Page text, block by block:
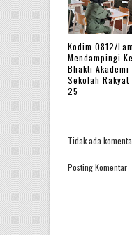
Kodim 0812/
Mendampingi
Bhakti
Sekolah Rakyat
25
Tidak ada
Posting Komentar